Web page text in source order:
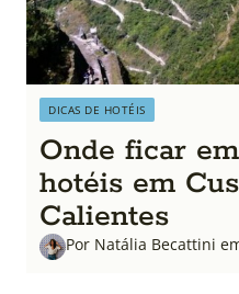
DICAS DE HOTÉIS
Onde ficar
hotéis em
Calientes
Por Natália Becattini